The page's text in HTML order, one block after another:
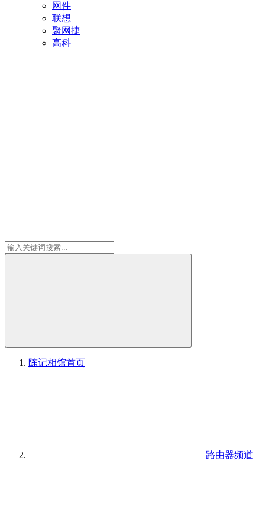
网件
联想
聚网捷
高科
陈记相馆首页
路由器频道